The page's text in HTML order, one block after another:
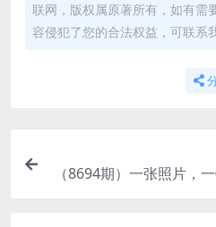
联网，版权属原著所有，如有需
容侵犯了您的合法权益，可联系
（8694期）一张照片，